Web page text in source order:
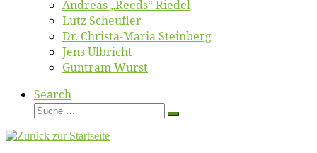
An­dre­as „Reeds“ Riedel
Lutz Scheuf­ler
Dr. Chris­­ta-Ma­ria Steinberg
Jens Ulb­richt
Gun­tram Wurst
Search
Suche
Suche